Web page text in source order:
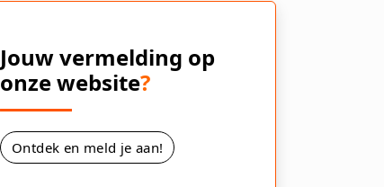
Jouw vermelding op
onze website?
Ontdek en meld je aan!